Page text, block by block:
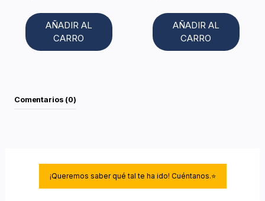
AÑADIR AL
CARRO
AÑADIR AL
CARRO
Comentarios (0)
¡Queremos saber qué tal te ha ido! Cuéntanos.⭐